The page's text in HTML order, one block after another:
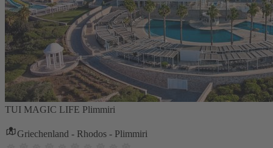
TUI MAGIC LIFE Plimmiri
Griechenland - Rhodos - Plimmiri